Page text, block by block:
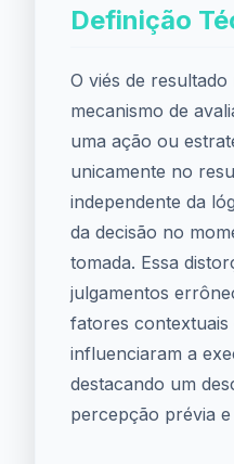
Definição
O viés de
mecanismo de
uma ação ou
unicamente no
independente da
da decisão no
tomada. Essa
julgamentos
fatores contextuais
influenciaram a
destacando um
percepção prévia